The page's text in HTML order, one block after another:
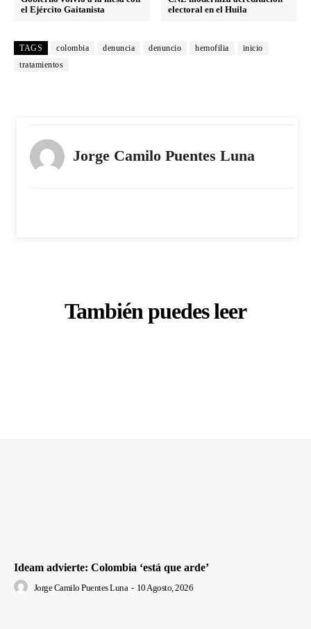
el Ejército Gaitanista
electoral en el Huila
TAGS colombia denuncia denuncio hemofilia
inicio
tratamientos
Jorge Camilo Puentes Luna
También puedes leer
Ideam advierte: Colombia ‘está que arde’
Jorge Camilo Puentes Luna - 10 Agosto, 2026